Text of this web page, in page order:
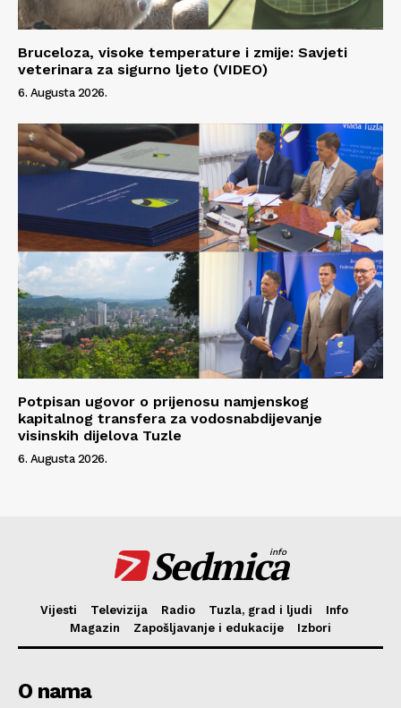
Bruceloza, visoke temperature i zmije: Savjeti
veterinara za sigurno ljeto (VIDEO)
6. Augusta 2026.
Potpisan ugovor o prijenosu namjenskog
kapitalnog transfera za vodosnabdijevanje
visinskih dijelova Tuzle
6. Augusta 2026.
Sedmica
info
Vijesti Televizija Radio Tuzla, grad i ljudi
Info
Magazin
Zapošljavanje i edukacije Izbori
O nama